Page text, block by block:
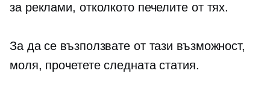
за реклами, отколкото печелите от тях.
За да се възползвате от тази възможност,
моля, прочетете следната статия.